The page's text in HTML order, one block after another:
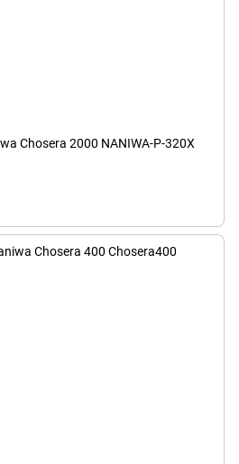
Chosera 2000 NANIWA-P-320X